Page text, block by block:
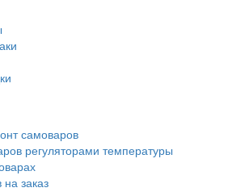
самоваров
регуляторами температуры
заказ